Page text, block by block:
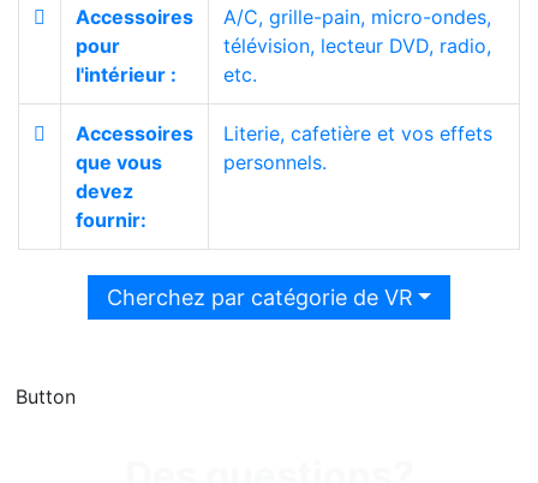
Accessoires
pour
l'intérieur :
A/C, grille-pain, micro-ondes,
télévision, lecteur DVD, radio,
etc.
Accessoires
que vous
devez
fournir:
Literie, cafetière et vos effets
personnels.
Cherchez par catégorie de VR
Button